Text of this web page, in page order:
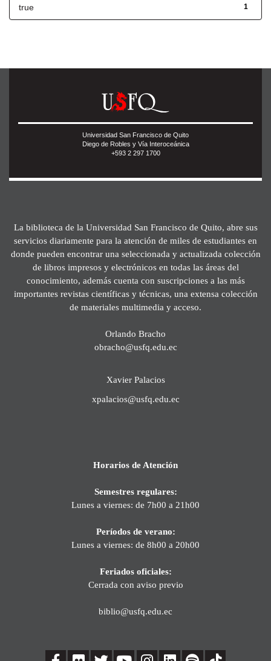
1
true
Universidad San Francisco de Quito
Diego de Robles y Vía Interoceánica
+593 2 297 1700
La biblioteca de la Universidad San Francisco de Quito, abre sus
servicios diariamente para la atención de miles de estudiantes en
donde pueden encontrar una seleccionada y actualizada colección
de libros impresos y electrónicos en todas las áreas del
conocimiento, además cuenta con suscripciones a las más
importantes revistas científicas y técnicas, una extensa colección
de materiales multimedia y acceso.
Orlando Bracho
obracho@usfq.edu.ec
Xavier Palacios
xpalacios@usfq.edu.ec
Horarios de Atención
Semestres regulares:
Lunes a viernes: de 7h00 a 21h00
Períodos de verano:
Lunes a viernes: de 8h00 a 20h00
Feriados oficiales:
Cerrada con aviso previo
biblio@usfq.edu.ec